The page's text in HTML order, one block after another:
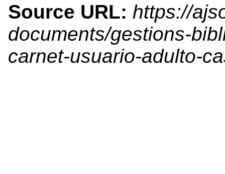
Source URL: https://
documents/gestions-
carnet-usuario-adulto-